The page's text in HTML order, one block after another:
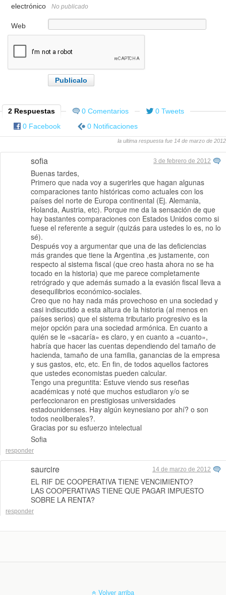
electrónico
No publicado
Web
2 Respuestas 0 Comentarios
0 Tweets
0 Facebook
0 Notificaciones
la ultima respuesta fue 14 de marzo de 2012
sofia 3 de febrero de 2012
Buenas tardes,
Primero que nada voy a sugerirles que hagan algunas
comparaciones tanto históricas como actuales con los
países del norte de Europa continental (Ej. Alemania,
Holanda, Austria, etc). Porque me da la sensación de que
hay bastantes comparaciones con Estados Unidos como si
fuese el referente a seguir (quizás para ustedes lo es, no lo
sé).
Después voy a argumentar que una de las deficiencias
más grandes que tiene la Argentina ,es justamente, con
respecto al sistema fiscal (que creo hasta ahora no se ha
tocado en la historia) que me parece completamente
retrógrado y que además sumado a la evasión fiscal lleva a
desequilibrios económico-sociales.
Creo que no hay nada más provechoso en una sociedad y
casi indiscutido a esta altura de la historia (al menos en
países serios) que el sistema tributario progresivo es la
mejor opción para una sociedad armónica. En cuanto a
quién se le «sacaría» es claro, y en cuanto a «cuanto»,
habría que hacer las cuentas dependiendo del tamaño de
hacienda, tamaño de una familia, ganancias de la empresa
y sus gastos, etc, etc. En fin, de todos aquellos factores
que ustedes economistas pueden calcular.
Tengo una preguntita: Estuve viendo sus reseñas
académicas y noté que muchos estudiaron y/o se
perfeccionaron en prestigiosas universidades
estadounidenses. Hay algún keynesiano por ahí? o son
todos neoliberales?.
Gracias por su esfuerzo intelectual
Sofia
responder
saurcire 14 de marzo de 2012
EL RIF DE COOPERATIVA TIENE VENCIMIENTO?
LAS COOPERATIVAS TIENE QUE PAGAR IMPUESTO
SOBRE LA RENTA?
responder
Volver arriba